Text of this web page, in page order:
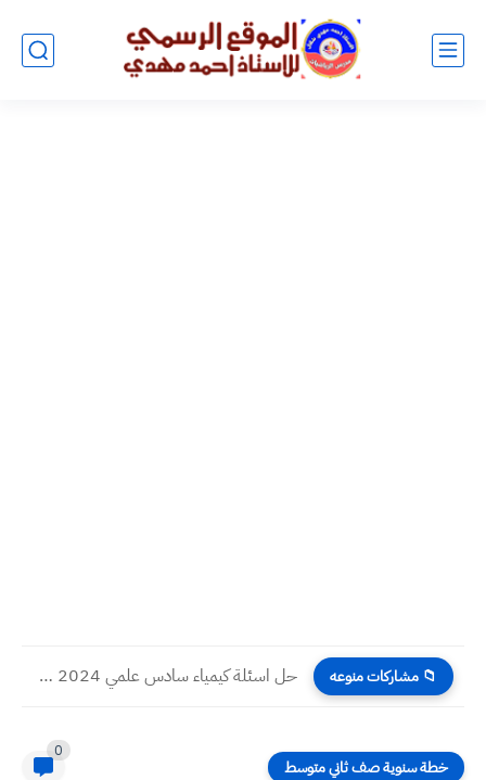
📁 مشاركات منوعه حل اسئلة كيمياء سادس علمي 2024 دور اول
خطة سنوية صف ثاني متوسط
0